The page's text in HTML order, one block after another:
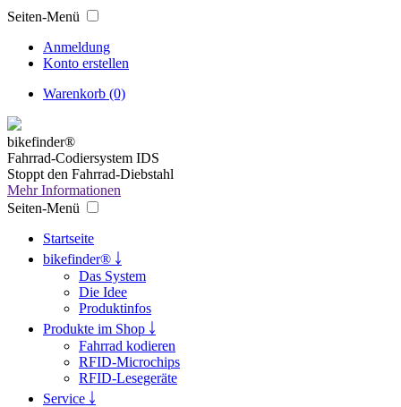
Seiten-Menü
Anmeldung
Konto erstellen
Warenkorb (0)
bikefinder®
Fahrrad-Codiersystem IDS
Stoppt den Fahrrad-Diebstahl
Mehr Informationen
Seiten-Menü
Startseite
bikefinder® ￬
Das System
Die Idee
Produktinfos
Produkte im Shop ￬
Fahrrad kodieren
RFID-Microchips
RFID-Lesegeräte
Service ￬